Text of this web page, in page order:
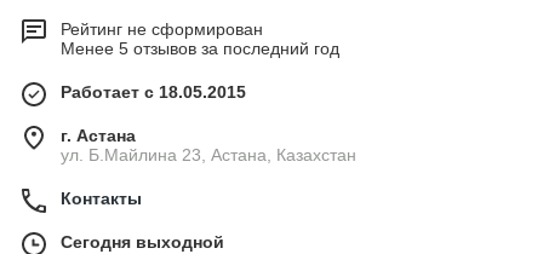
Рейтинг не сформирован
Менее 5 отзывов за последний год
Работает с 18.05.2015
г. Астана
ул. Б.Майлина 23, Астана, Казахстан
Контакты
Сегодня выходной